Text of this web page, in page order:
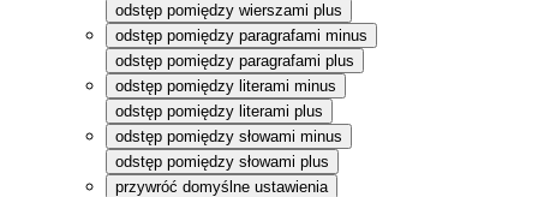
odstęp pomiędzy wierszami plus
odstęp pomiędzy paragrafami minus
odstęp pomiędzy paragrafami plus
odstęp pomiędzy literami minus
odstęp pomiędzy literami plus
odstęp pomiędzy słowami minus
odstęp pomiędzy słowami plus
przywróć domyślne ustawienia